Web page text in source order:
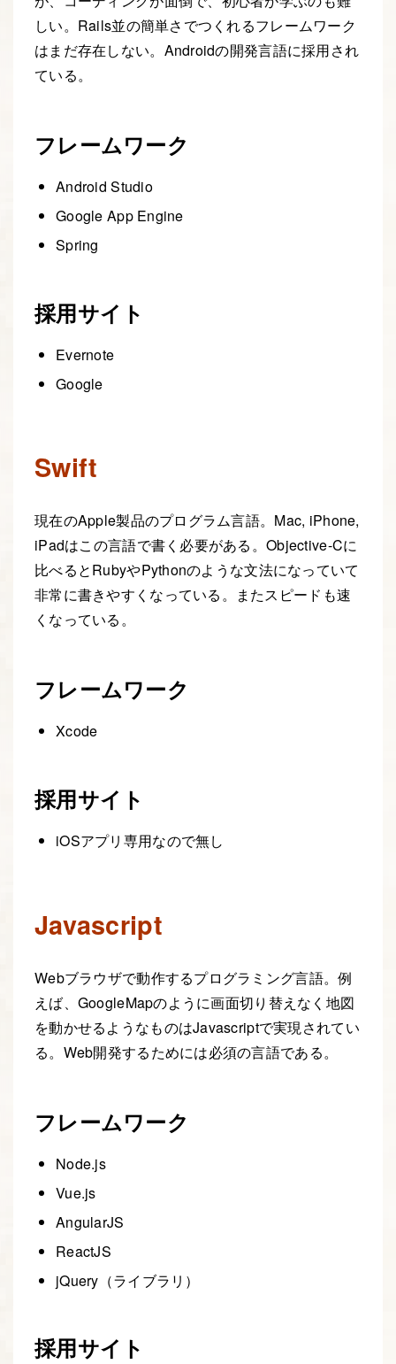
しい。Rails並の簡単さでつくれるフレームワーク
はまだ存在しない。Androidの開発言語に採用され
ている。
フレームワーク
Android Studio
Google App Engine
Spring
採用サイト
Evernote
Google
Swift
現在のApple製品のプログラム言語。Mac, iPhone,
iPadはこの言語で書く必要がある。Objective-Cに
比べるとRubyやPythonのような文法になっていて
非常に書きやすくなっている。またスピードも速
くなっている。
フレームワーク
Xcode
採用サイト
iOSアプリ専用なので無し
Javascript
Webブラウザで動作するプログラミング言語。例
えば、GoogleMapのように画面切り替えなく地図
を動かせるようなものはJavascriptで実現されてい
る。Web開発するためには必須の言語である。
フレームワーク
Node.js
Vue.js
AngularJS
ReactJS
jQuery（ライブラリ）
採用サイト